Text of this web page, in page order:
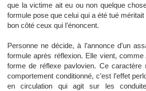
que la victime ait eu ou non quelque
formule pose que celui qui a été tué méritait
bon côté ceux qui l’énoncent.
Personne ne décide, à l’annonce d’un
formule après réflexion. Elle vient, comme
forme de réflexe pavlovien. Ce caractère
comportement conditionné, c’est l’effet
en circulation qui agit sur les